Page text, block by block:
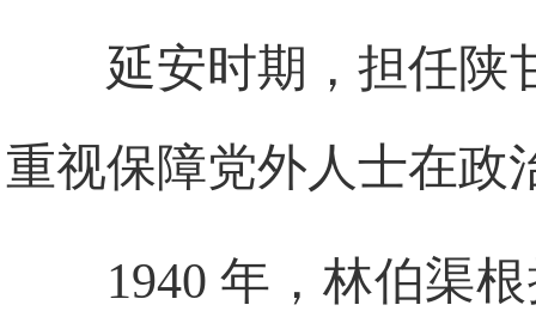
延安时期，担任陕
重视保障党外人士在政
1940 年，林伯渠